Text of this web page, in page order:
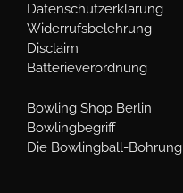
Datenschutzerklärung
Widerrufsbelehrung
Disclaim
Batterieverordnung
Bowling Shop Berlin
Bowlingbegriff
Die Bowlingball-Bohrung